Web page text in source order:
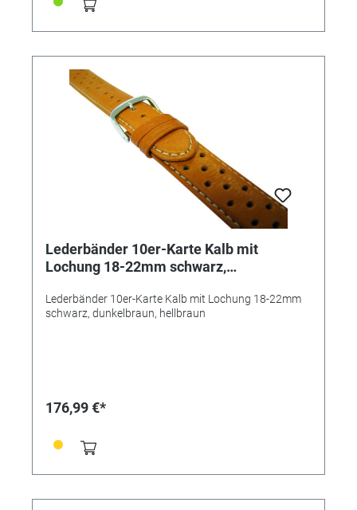
Lederbänder 10er-Karte Kalb mit
Lochung 18-22mm schwarz,
Lederbänder 10er-Karte Kalb mit Lochung 18-22mm
schwarz, dunkelbraun, hellbraun
176,99 €*